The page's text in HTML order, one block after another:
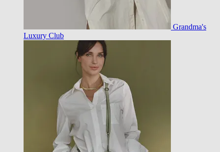
Grandma's
Luxury Club